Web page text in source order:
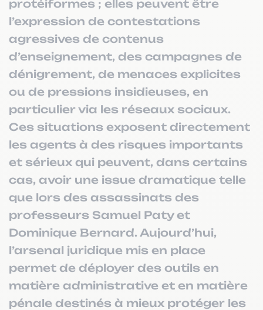
protéiformes ; elles peuvent être
l’expression de contestations
agressives de contenus
d’enseignement, des campagnes de
dénigrement, de menaces explicites
ou de pressions insidieuses, en
particulier via les réseaux sociaux.
Ces situations exposent directement
les agents à des risques importants
et sérieux qui peuvent, dans certains
cas, avoir une issue dramatique telle
que lors des assassinats des
professeurs Samuel Paty et
Dominique Bernard. Aujourd’hui,
l’arsenal juridique mis en place
permet de déployer des outils en
matière administrative et en matière
pénale destinés à mieux protéger les